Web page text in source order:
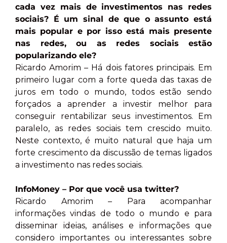
cada vez mais de investimentos nas redes
sociais? É um sinal de que o assunto está
mais popular e por isso está mais presente
nas redes, ou as redes sociais estão
popularizando ele?
Ricardo Amorim – Há dois fatores principais. Em
primeiro lugar com a forte queda das taxas de
juros em todo o mundo, todos estão sendo
forçados a aprender a investir melhor para
conseguir rentabilizar seus investimentos. Em
paralelo, as redes sociais tem crescido muito.
Neste contexto, é muito natural que haja um
forte crescimento da discussão de temas ligados
a investimento nas redes sociais.
InfoMoney – Por que você usa twitter?
Ricardo Amorim – Para acompanhar
informações vindas de todo o mundo e para
disseminar ideias, análises e informações que
considero importantes ou interessantes sobre